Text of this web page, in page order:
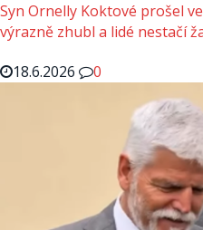
Syn Ornelly Koktové prošel
výrazně zhubl a lidé nestačí
18.6.2026
0